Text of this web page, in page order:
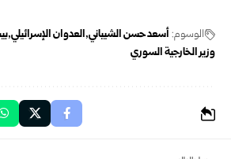
الوسوم: أسعد حسن الشيباني العدوان الإسرائيلي
وزير الخارجية السوري